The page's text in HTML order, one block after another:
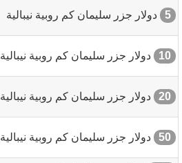
5 دولار جزر سليمان كم روبية نيبالية
10 دولار جزر سليمان كم روبية نيبالية
20 دولار جزر سليمان كم روبية نيبالية
50 دولار جزر سليمان كم روبية نيبالية